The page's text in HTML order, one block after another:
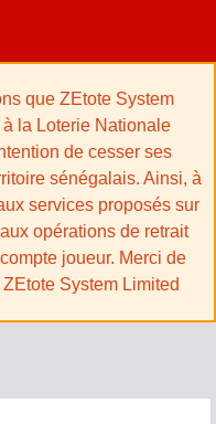
que ZEtote System
la Loterie Nationale
de cesser ses
sénégalais. Ainsi, à
services proposés sur
opérations de retrait
joueur. Merci de
System Limited